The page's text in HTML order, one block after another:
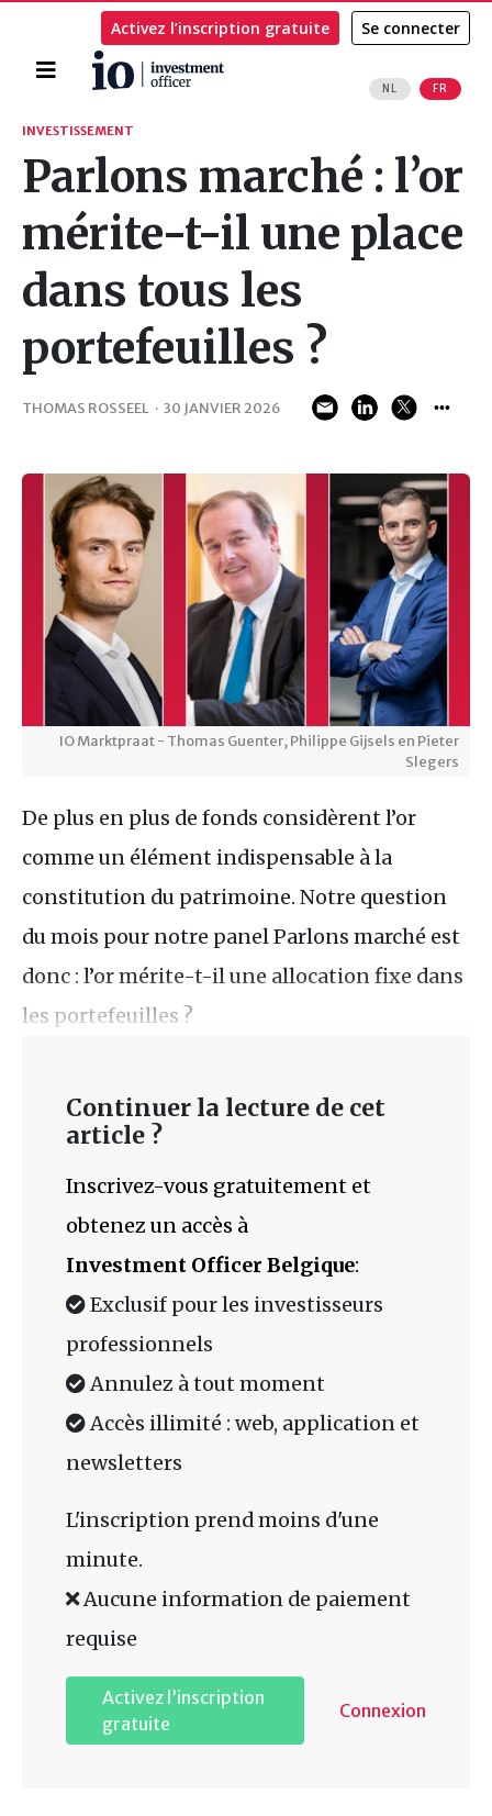
Accueil
NL FR
Activez l’inscription gratuite Se connecter
Rechercher
INVESTISSEMENT
Parlons marché : l’or
mérite-t-il une place
dans tous les
portefeuilles ?
THOMAS ROSSEEL · 30 JANVIER 2026
IO Marktpraat - Thomas Guenter, Philippe Gijsels en Pieter
Slegers
De plus en plus de fonds considèrent l’or
comme un élément indispensable à la
constitution du patrimoine. Notre question
du mois pour notre panel Parlons marché est
donc : l’or mérite-t-il une allocation fixe dans
les portefeuilles ?
Continuer la lecture de cet
article ?
Inscrivez-vous gratuitement et
obtenez un accès à
Investment Officer Belgique:
Exclusif pour les investisseurs
professionnels
Annulez à tout moment
Accès illimité : web, application et
newsletters
L'inscription prend moins d'une
minute.
Aucune information de paiement
requise
Activez l’inscription
gratuite
Connexion